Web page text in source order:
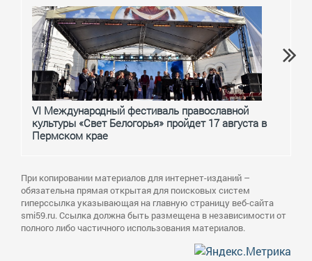
VI Международный фестиваль православной
культуры «Свет Белогорья» пройдет 17 августа в
Пермском крае
При копировании материалов для интернет-изданий –
обязательна прямая открытая для поисковых систем
гиперссылка указывающая на главную страницу веб-сайта
smi59.ru. Ссылка должна быть размещена в независимости от
полного либо частичного использования материалов.